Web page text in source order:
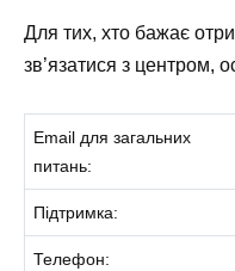
Для тих, хто бажає
зв’язатися з центром,
Email для загальних
питань:
Підтримка:
Телефон: